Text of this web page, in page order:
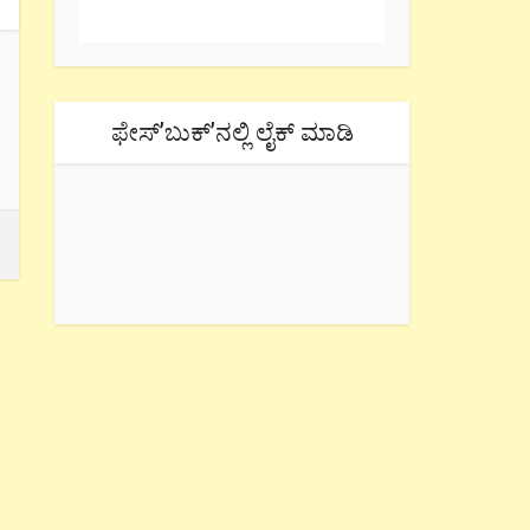
ಫೇಸ್’ಬುಕ್’ನಲ್ಲಿ ಲೈಕ್ ಮಾಡಿ